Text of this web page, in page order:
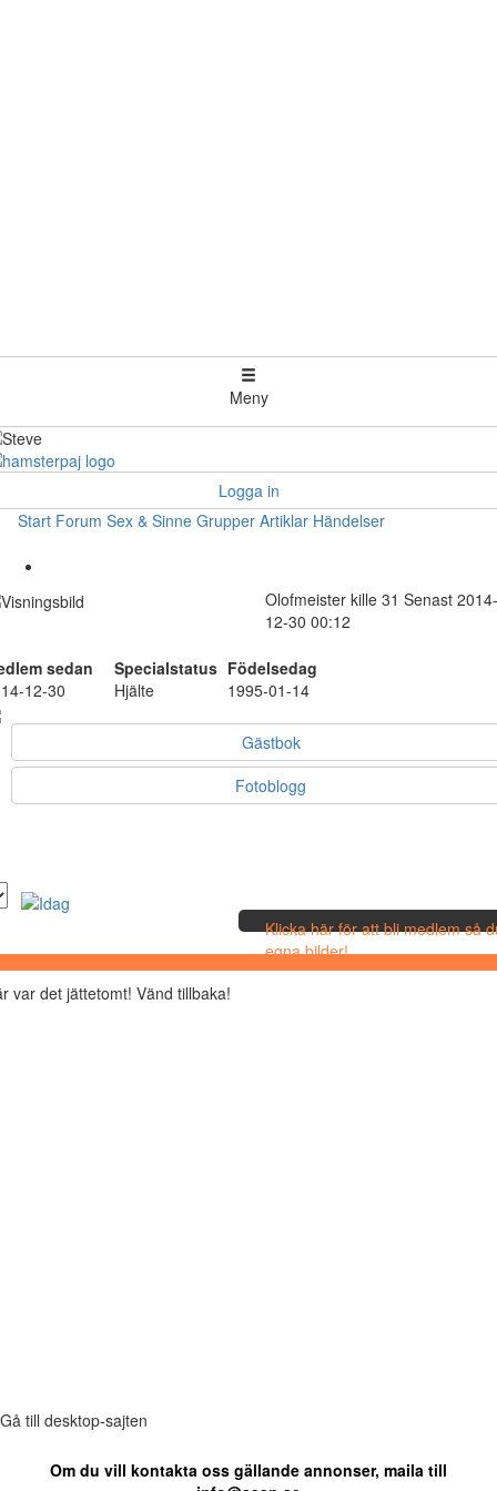
Meny
Logga in
Start Forum Sex & Sinne Grupper Artiklar Händelser
Olofmeister kille 31 Senast 2014-
12-30 00:12
sedan Specialstatus Födelsedag
12-30
Hjälte 1995-01-14
Gästbok
Fotoblogg
Klicka här för att bli medlem så
egna bilder!
var det jättetomt! Vänd tillbaka!
Gå till desktop-sajten
Om du vill kontakta oss gällande annonser, maila till